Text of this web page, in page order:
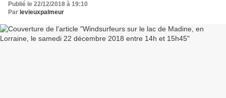
Publié le 22/12/2018 à 19:10
Par levieuxpalmeur